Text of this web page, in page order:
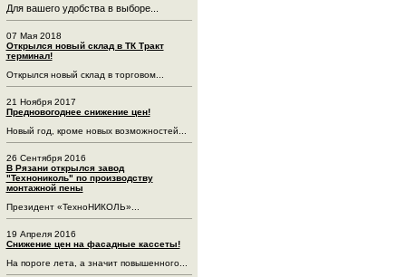
Для вашего удобства в выборе...
07 Мая 2018
Открылся новый склад в ТК Тракт
терминал!
Открылся новый склад в торговом...
21 Ноября 2017
Предновогоднее снижение цен!
Новый год, кроме новых возможностей...
26 Сентября 2016
В Рязани открылся завод
"Технониколь" по производству
монтажной пены
Президент «ТехноНИКОЛЬ»...
19 Апреля 2016
Снижение цен на фасадные кассеты!
На пороге лета, а значит повышенного...